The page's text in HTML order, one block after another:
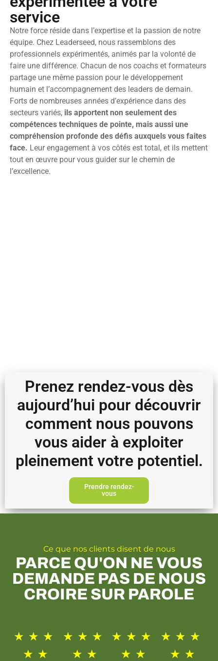
service
Notre force réside dans l’expertise et la passion de notre
équipe. Chez Leaderseed, nous rassemblons des
professionnels expérimentés, animés par la volonté de
faire une différence. Chacun de nos coachs et formateurs
partage une même passion pour le développement
humain et l’accompagnement des leaders de demain.
Forts de nombreuses années d’expérience dans des
secteurs variés, ils apportent non seulement des
compétences techniques de pointe, mais aussi une
compréhension profonde des défis auxquels vous faites
face. Leur engagement à vos côtés est total, et ils mettent
tout en œuvre pour vous guider sur le chemin de
l’excellence.
Prenez rendez-vous dès
aujourd’hui pour découvrir
comment nous pouvons
vous aider à exploiter
pleinement votre potentiel.
Prendre rendez-
vous
Ce que nos clients disent de nous
PARCE QU'ON NE VOUS
DEMANDE PAS DE NOUS
CROIRE SUR PAROLE
★ ★ ★
★ ★
★ ★ ★
★ ★
★ ★ ★
★ ★
★ ★ ★
★ ★